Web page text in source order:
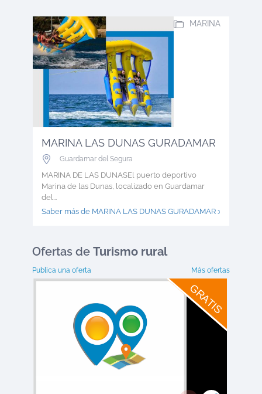
MARINA LAS DUNAS GURADAMAR
Guardamar del Segura
MARINA DE LAS DUNASEl puerto deportivo
Marina de las Dunas, localizado en Guardamar
del...
MARINA
Saber más de MARINA LAS DUNAS GURADAMAR >
Ofertas de Turismo rural
Publica una oferta Más ofertas
GRATIS